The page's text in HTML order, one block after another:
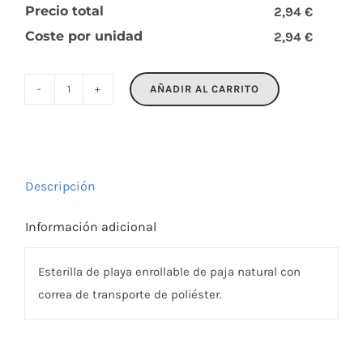
Precio total
2,94 €
Coste por unidad
2,94 €
AÑADIR AL CARRITO
Descripción
Información adicional
Esterilla de playa enrollable de paja natural con
correa de transporte de poliéster.